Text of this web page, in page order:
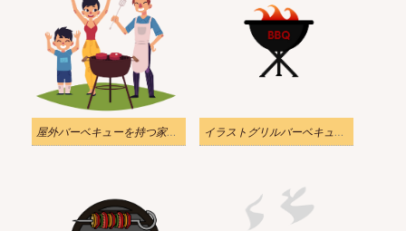
屋外バーベキューを持つ家族のイラスト PNG 透明 イラストグリルバーベキューアイコンPNG透明